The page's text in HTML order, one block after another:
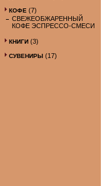
КОФЕ (7)
СВЕЖЕОБЖАРЕННЫЙ
КОФЕ ЭСПРЕССО-СМЕСИ
КНИГИ (3)
СУВЕНИРЫ (17)